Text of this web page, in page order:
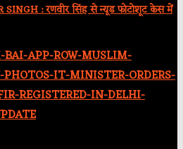
SINGH : रणवीर सिंह से न्यूड फोटोशूट केस में